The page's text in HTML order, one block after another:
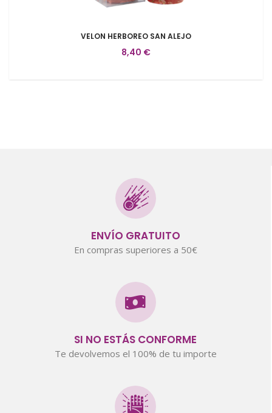
VELON HERBOREO SAN ALEJO
8,40 €
ENVÍO GRATUITO
En compras superiores a 50€
SI NO ESTÁS CONFORME
Te devolvemos el 100% de tu importe